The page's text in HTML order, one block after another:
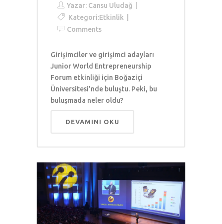
Yazar: Cansu Uludağ
Kategori:Etkinlik
Comments
Girişimciler ve girişimci adayları
Junior World Entrepreneurship
Forum etkinliği için Boğaziçi
Üniversitesi’nde buluştu. Peki, bu
buluşmada neler oldu?
DEVAMINI OKU